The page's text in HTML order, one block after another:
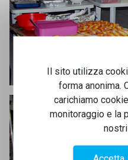
Il sito utilizza
forma anonima.
carichiamo
monitoraggio e la
nostri